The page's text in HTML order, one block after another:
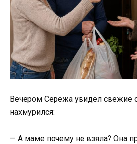
Вечером Серёжа увидел свежие
нахмурился:
— А маме почему не взяла? Она